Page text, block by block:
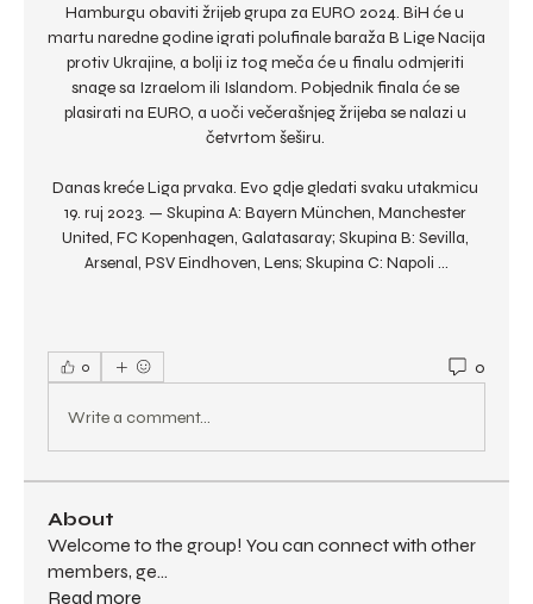
Hamburgu obaviti žrijeb grupa za EURO 2024. BiH će u
martu naredne godine igrati polufinale baraža B Lige Nacija
protiv Ukrajine, a bolji iz tog meča će u finalu odmjeriti
snage sa Izraelom ili Islandom. Pobjednik finala će se
plasirati na EURO, a uoči večerašnjeg žrijeba se nalazi u
četvrtom šeširu.
Danas kreće Liga prvaka. Evo gdje gledati svaku utakmicu
19. ruj 2023. — Skupina A: Bayern München, Manchester
United, FC Kopenhagen, Galatasaray; Skupina B: Sevilla,
Arsenal, PSV Eindhoven, Lens; Skupina C: Napoli ...
0 0
Write a comment...
About
Welcome to the group! You can connect with other
members, ge...
Read more